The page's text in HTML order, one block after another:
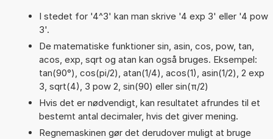
I stedet for '4^3' kan man skrive '4 exp 3' eller '4 pow
3'.
De matematiske funktioner sin, asin, cos, pow, tan,
acos, exp, sqrt og atan kan også bruges. Eksempel:
tan(90°), cos(pi/2), atan(1/4), acos(1), asin(1/2), 2 exp
3, sqrt(4), 3 pow 2, sin(90) eller sin(π/2)
Hvis det er nødvendigt, kan resultatet afrundes til et
bestemt antal decimaler, hvis det giver mening.
Regnemaskinen gør det derudover muligt at bruge